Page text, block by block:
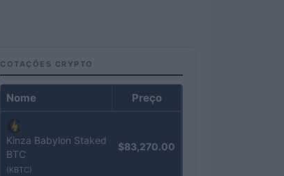
COTAÇÕES CRYPTO
Nome Preço
Kinza Babylon Staked
BTC
(KBTC)
$83,270.00